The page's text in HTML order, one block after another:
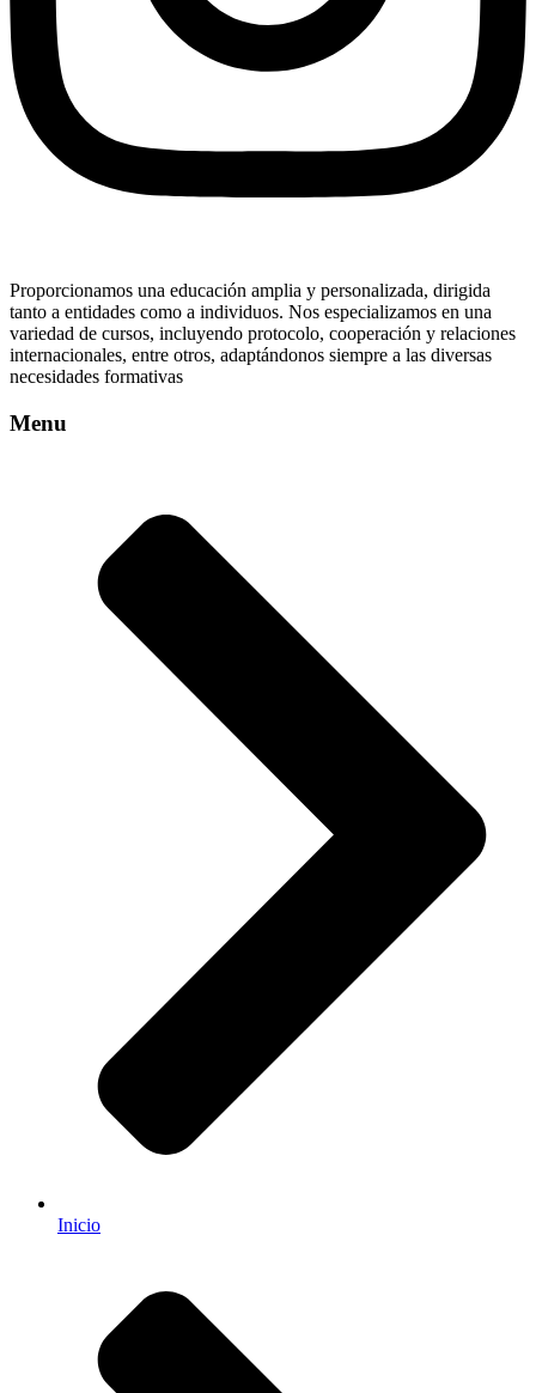
Proporcionamos una educación amplia y personalizada, dirigida
tanto a entidades como a individuos. Nos especializamos en una
variedad de cursos, incluyendo protocolo, cooperación y relaciones
internacionales, entre otros, adaptándonos siempre a las diversas
necesidades formativas
Menu
Inicio